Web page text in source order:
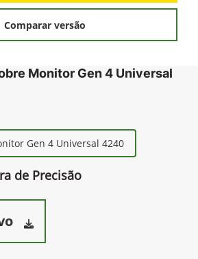
Comparar versão
Monitor Gen 4 Universal
Gen 4 Universal 4240
de Precisão